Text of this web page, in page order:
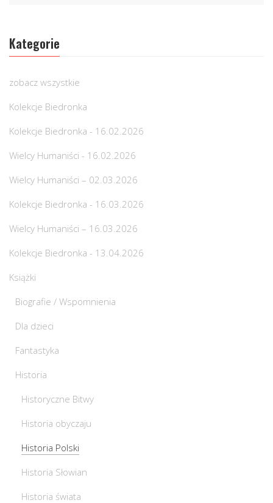
Kategorie
zobacz wszystkie
Kolekcje Biedronka
Kolekcje Biedronka - 16.02.2026
Wielcy Humaniści - 16.02.2026
Wielcy Humaniści – 02.03.2026
Kolekcje Biedronka - 16.03.2026
Wielcy Humaniści – 16.03.2026
Kolekcje Biedronka - 13.04.2026
Książki
Biografie / Wspomnienia
Dla dzieci
Fantastyka
Historia
Historyczne Bitwy
Historia obyczaju
Historia Polski
Historia Słowian
Historia świata